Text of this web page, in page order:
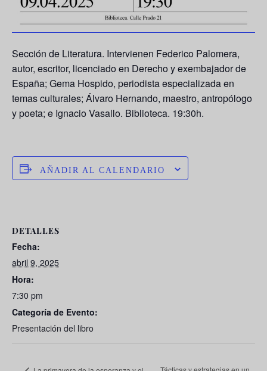
Sección de Literatura. Intervienen Federico Palomera,
autor, escritor, licenciado en Derecho y exembajador de
España; Gema Hospido, periodista especializada en
temas culturales; Álvaro Hernando, maestro, antropólogo
y poeta; e Ignacio Vasallo. Biblioteca. 19:30h.
AÑADIR AL CALENDARIO
DETALLES
Fecha:
abril 9, 2025
Hora:
7:30 pm
Categoría de Evento:
Presentación del libro